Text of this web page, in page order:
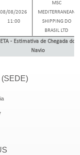
08/08/2026
11:00
MSC
MEDITERRANEAN
SHIPPING DO
BRASIL LTD
ETA - Estimativa de Chegada do
Navio
(SEDE)